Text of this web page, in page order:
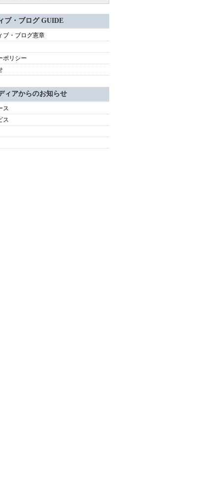
ブ・ブログ GUIDE
ブ・ブログ憲章
ポリシー
ィアからのお知らせ
ス
ス